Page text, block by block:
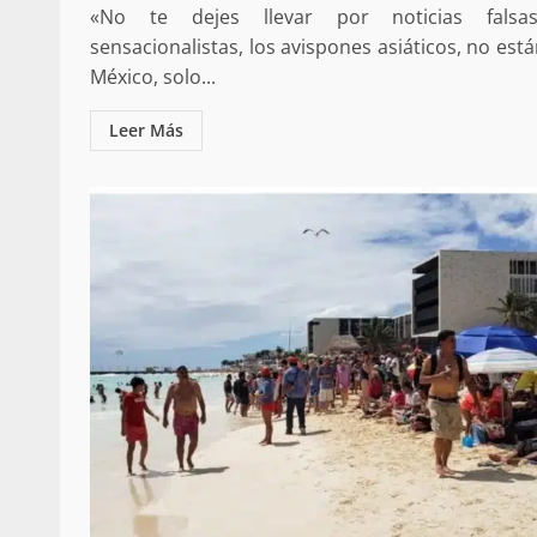
«No te dejes llevar por noticias
sensacionalistas, los avispones asiáticos, no
México, solo...
Leer Más